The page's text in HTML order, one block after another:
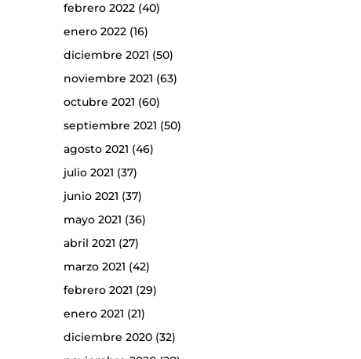
febrero 2022(40)
enero 2022(16)
diciembre 2021 (50)
noviembre 2021 (63)
octubre 2021 (60)
septiembre 2021 (50)
agosto 2021 (46)
julio 2021 (37)
junio 2021 (37)
mayo 2021 (36)
abril 2021 (27)
marzo 2021 (42)
febrero 2021 (29)
enero 2021 (21)
diciembre 2020(32)